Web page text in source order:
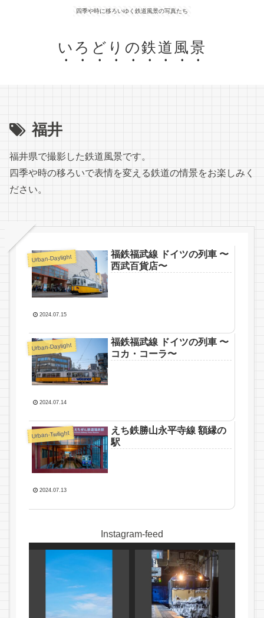
四季や時に移ろいゆく鉄道風景の写真たち
いろどりの鉄道風景
福井
福井県で撮影した鉄道風景です。
四季や時の移ろいで表情を変える鉄道の情景をお楽しみく
ださい。
Urban-Daylight
福鉄福武線 ドイツの列車 〜
西武百貨店〜
2024.07.15
Urban-Daylight
福鉄福武線 ドイツの列車 〜
コカ・コーラ〜
2024.07.14
Urban-Twilight
えち鉄勝山永平寺線 額縁の
駅
2024.07.13
Instagram-feed